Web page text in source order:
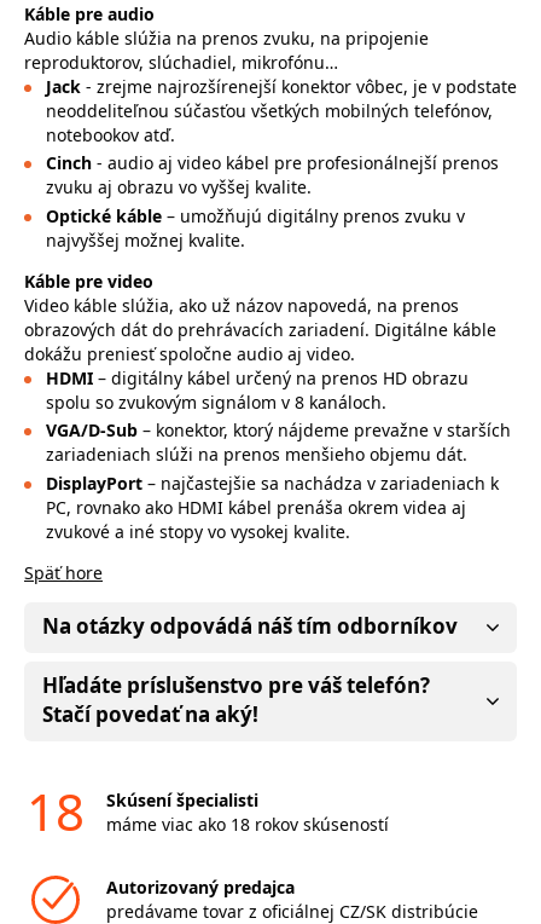
Káble pre audio
Audio káble slúžia na prenos zvuku, na pripojenie
reproduktorov, slúchadiel, mikrofónu…
Jack - zrejme najrozšírenejší konektor vôbec, je v podstate
neoddeliteľnou súčasťou všetkých mobilných telefónov,
notebookov atď.
Cinch - audio aj video kábel pre profesionálnejší prenos
zvuku aj obrazu vo vyššej kvalite.
Optické káble – umožňujú digitálny prenos zvuku v
najvyššej možnej kvalite.
Káble pre video
Video káble slúžia, ako už názov napovedá, na prenos
obrazových dát do prehrávacích zariadení. Digitálne káble
dokážu preniesť spoločne audio aj video.
HDMI – digitálny kábel určený na prenos HD obrazu
spolu so zvukovým signálom v 8 kanáloch.
VGA/D-Sub – konektor, ktorý nájdeme prevažne v starších
zariadeniach slúži na prenos menšieho objemu dát.
DisplayPort – najčastejšie sa nachádza v zariadeniach k
PC, rovnako ako HDMI kábel prenáša okrem videa aj
zvukové a iné stopy vo vysokej kvalite.
Späť hore
Na otázky odpovádá náš tím odborníkov
Hľadáte príslušenstvo pre váš telefón?
Stačí povedať na aký!
18
Skúsení špecialisti
máme viac ako 18 rokov skúseností
Autorizovaný predajca
predávame tovar z oficiálnej CZ/SK distribúcie